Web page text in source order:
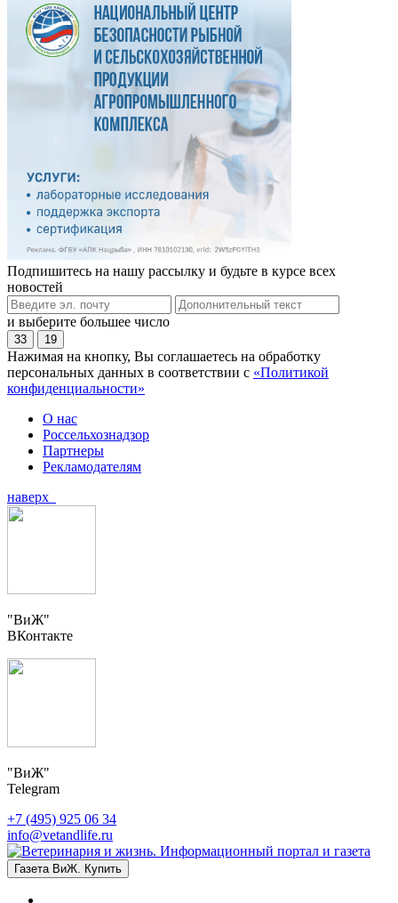
Подпишитесь на нашу рассылку и будьте в курсе всех
новостей
и выберите большее число
33 19
Нажимая на кнопку, Вы соглашаетесь на обработку
персональных данных в соответствии с «Политикой
конфиденциальности»
О нас
Россельхознадзор
Партнеры
Рекламодателям
наверх
"ВиЖ"
ВКонтакте
"ВиЖ"
Telegram
+7 (495) 925 06 34
info@vetandlife.ru
Газета ВиЖ. Купить